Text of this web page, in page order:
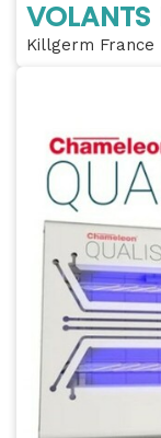
VOLANTS
Killgerm France